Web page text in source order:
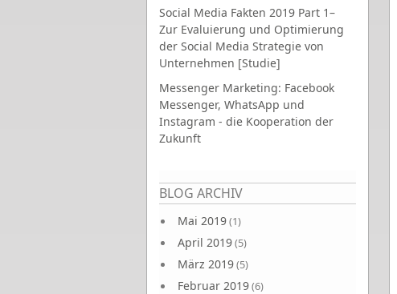
Social Media Fakten 2019 Part 1–
Zur Evaluierung und Optimierung
der Social Media Strategie von
Unternehmen [Studie]
Messenger Marketing: Facebook
Messenger, WhatsApp und
Instagram - die Kooperation der
Zukunft
BLOG ARCHIV
Mai 2019(1)
April 2019(5)
März 2019(5)
Februar 2019(6)
Seiten